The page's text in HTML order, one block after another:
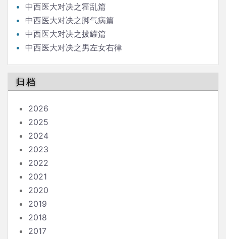
中西医大对决之霍乱篇
中西医大对决之脚气病篇
中西医大对决之拔罐篇
中西医大对决之男左女右律
归档
2026
2025
2024
2023
2022
2021
2020
2019
2018
2017